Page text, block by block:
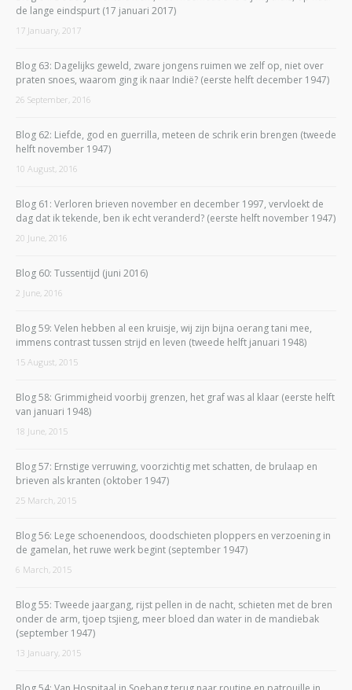
de lange eindspurt (17 januari 2017)
17 January, 2017
Blog 63: Dagelijks geweld, zware jongens ruimen we zelf op, niet over
praten snoes, waarom ging ik naar Indië? (eerste helft december 1947)
26 September, 2016
Blog 62: Liefde, god en guerrilla, meteen de schrik erin brengen (tweede
helft november 1947)
10 August, 2016
Blog 61: Verloren brieven november en december 1997, vervloekt de
dag dat ik tekende, ben ik echt veranderd? (eerste helft november 1947)
20 June, 2016
Blog 60: Tussentijd (juni 2016)
2 June, 2016
Blog 59: Velen hebben al een kruisje, wij zijn bijna oerang tani mee,
immens contrast tussen strijd en leven (tweede helft januari 1948)
15 August, 2015
Blog 58: Grimmigheid voorbij grenzen, het graf was al klaar (eerste helft
van januari 1948)
18 June, 2015
Blog 57: Ernstige verruwing, voorzichtig met schatten, de brulaap en
brieven als kranten (oktober 1947)
25 March, 2015
Blog 56: Lege schoenendoos, doodschieten ploppers en verzoening in
de gamelan, het ruwe werk begint (september 1947)
6 March, 2015
Blog 55: Tweede jaargang, rijst pellen in de nacht, schieten met de bren
onder de arm, tjoep tsjieng, meer bloed dan water in de mandiebak
(september 1947)
13 January, 2015